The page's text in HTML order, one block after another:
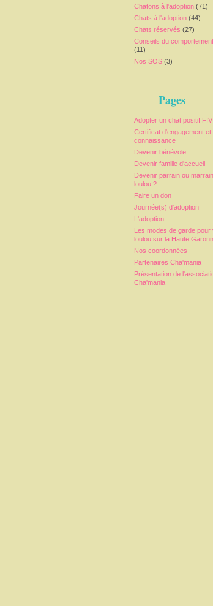
Chatons à l'adoption (71)
Chats à l'adoption (44)
Chats réservés (27)
Conseils du
(11)
Nos SOS (3)
Pages
Adopter un chat positif
Certificat d'engagement et
connaissance
Devenir bénévole
Devenir famille d'accueil
Devenir parrain ou
loulou ?
Faire un don
Journée(s) d'adoption
L'adoption
Les modes de garde pour
loulou sur la Haute
Nos coordonnées
Partenaires Cha'mania
Présentation de
Cha'mania